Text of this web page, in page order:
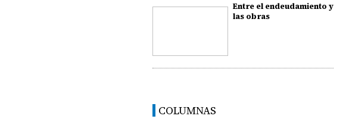
Entre el endeudamiento y
las obras
COLUMNAS